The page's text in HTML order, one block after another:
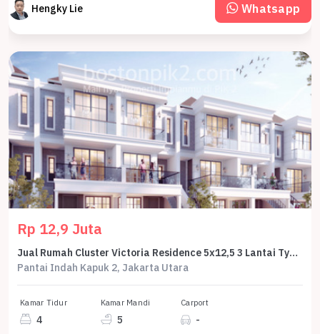
Hengky Lie Whatsapp
Rp 12,9 Juta
Jual Rumah Cluster Victoria Residence 5x12,5 3 Lantai Type Noble Cicilan 12,9 Juta Program Dp 0% Selama 2 Tahun
Pantai Indah Kapuk 2, Jakarta Utara
Kamar Tidur
4
Kamar Mandi
5
Carport
-